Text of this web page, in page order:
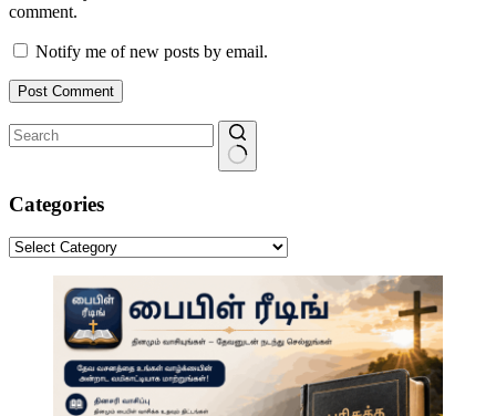
comment.
Notify me of new posts by email.
Post Comment
results
Categories
Categories